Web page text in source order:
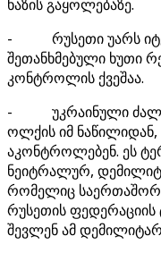
ხაზის გაყოლებაზე.
- რუსეთი უარს
შეთანხმებული ხუთი
კონტროლის ქვეშაა.
- უკრაინული
ოლქის იმ
აკონტროლებენ. ეს
ნეიტრალურ,
რომელიც
რუსეთის
შევლენ ამ